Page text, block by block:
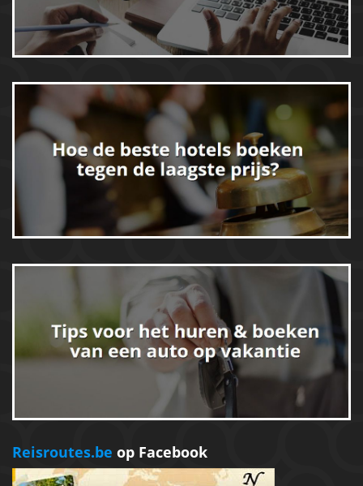
Reisroutes.be op Facebook